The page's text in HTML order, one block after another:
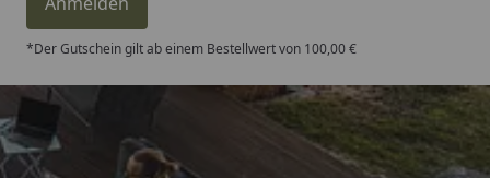
*Der Gutschein gilt ab einem Bestellwert von 100,00 €
Trusted Shops